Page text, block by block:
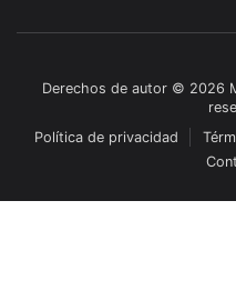
Derechos de autor © 2026
Política de privacidad